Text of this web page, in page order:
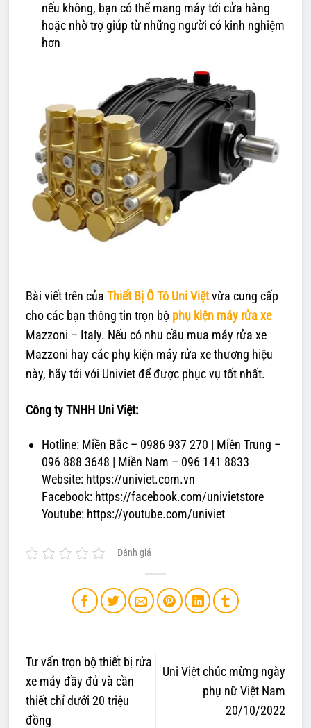
nếu không, bạn có thể mang máy tới cửa hàng
hoặc nhờ trợ giúp từ những người có kinh nghiệm
hơn
Bài viết trên của Thiết Bị Ô Tô Uni Việtvừa cung cấp
cho các bạn thông tin trọn bộ phụ kiện máy rửa xe
Mazzoni – Italy. Nếu có nhu cầu mua máy rửa xe
Mazzoni hay các phụ kiện máy rửa xe thương hiệu
này, hãy tới với Univiet để được phục vụ tốt nhất.
Công ty TNHH Uni Việt:
Hotline: Miền Bắc – 0986 937 270 | Miền Trung –
096 888 3648 | Miền Nam – 096 141 8833
Website: https://univiet.com.vn
Facebook: https://facebook.com/univietstore
Youtube: https://youtube.com/univiet
Đánh giá
Tư vấn trọn bộ thiết bị rửa
xe máy đầy đủ và cần
thiết chỉ dưới 20 triệu
đồng
Uni Việt chúc mừng ngày
phụ nữ Việt Nam
20/10/2022